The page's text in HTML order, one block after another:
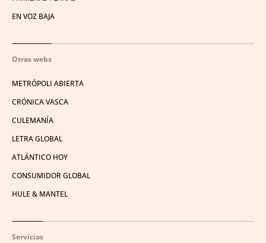
EN VOZ BAJA
Otras webs
METRÓPOLI ABIERTA
CRÓNICA VASCA
CULEMANÍA
LETRA GLOBAL
ATLÁNTICO HOY
CONSUMIDOR GLOBAL
HULE & MANTEL
Servicios